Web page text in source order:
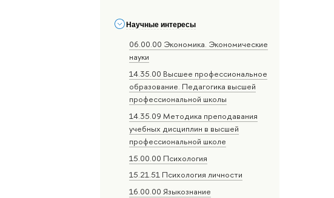
Научные интересы
06.00.00 Экономика. Экономические
науки
14.35.00 Высшее профессиональное
образование. Педагогика высшей
профессиональной школы
14.35.09 Методика преподавания
учебных дисциплин в высшей
профессиональной школе
15.00.00 Психология
15.21.51 Психология личности
16.00.00 Языкознание